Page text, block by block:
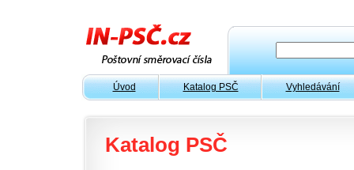
Úvod Katalog PSČ Vyhledávání
Katalog PSČ